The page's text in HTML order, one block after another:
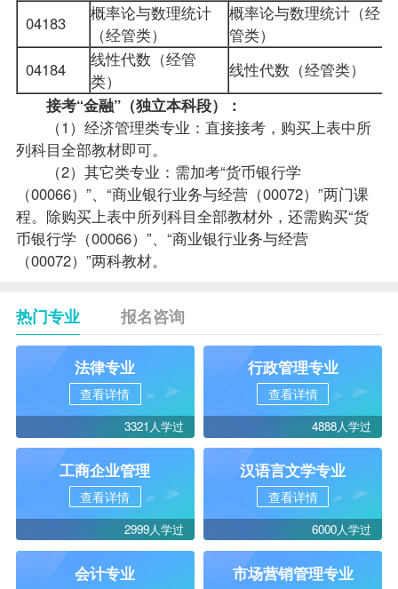
04183
概率论与数理统计
（经管类）
概率论与数理统计（经
管类）
04184
线性代数（经管
类）
线性代数（经管类）
接考“金融”（独立本科段）：
（1）经济管理类专业：直接接考，购买上表中所
列科目全部教材即可。
（2）其它类专业：需加考“货币银行学
（00066）”、“商业银行业务与经营（00072）”两门课
程。除购买上表中所列科目全部教材外，还需购买“货
币银行学（00066）”、“商业银行业务与经营
（00072）”两科教材。
热门专业 报名咨询
法律专业
查看详情
3321人学过
行政管理专业
查看详情
4888人学过
工商企业管理
查看详情
2999人学过
汉语言文学专业
查看详情
6000人学过
会计专业 市场营销管理专业